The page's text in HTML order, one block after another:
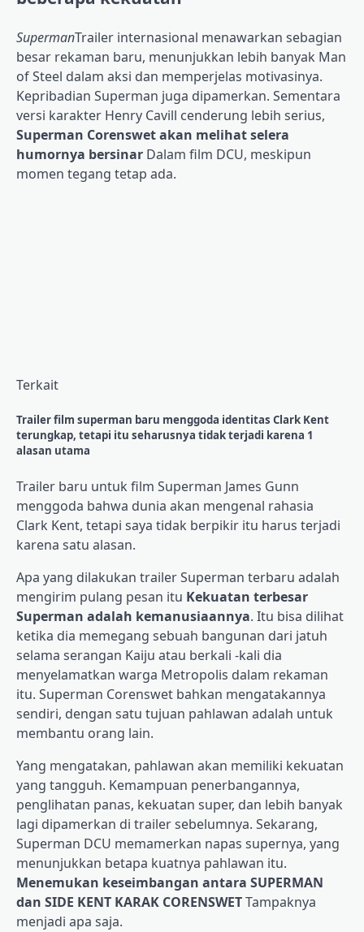
SupermanTrailer internasional menawarkan sebagian
besar rekaman baru, menunjukkan lebih banyak Man
of Steel dalam aksi dan memperjelas motivasinya.
Kepribadian Superman juga dipamerkan. Sementara
versi karakter Henry Cavill cenderung lebih serius,
Superman Corenswet akan melihat selera
humornya bersinar Dalam film DCU, meskipun
momen tegang tetap ada.
Terkait
Trailer film superman baru menggoda identitas Clark Kent
terungkap, tetapi itu seharusnya tidak terjadi karena 1
alasan utama
Trailer baru untuk film Superman James Gunn
menggoda bahwa dunia akan mengenal rahasia
Clark Kent, tetapi saya tidak berpikir itu harus terjadi
karena satu alasan.
Apa yang dilakukan trailer Superman terbaru adalah
mengirim pulang pesan itu Kekuatan terbesar
Superman adalah kemanusiaannya. Itu bisa dilihat
ketika dia memegang sebuah bangunan dari jatuh
selama serangan Kaiju atau berkali -kali dia
menyelamatkan warga Metropolis dalam rekaman
itu. Superman Corenswet bahkan mengatakannya
sendiri, dengan satu tujuan pahlawan adalah untuk
membantu orang lain.
Yang mengatakan, pahlawan akan memiliki kekuatan
yang tangguh. Kemampuan penerbangannya,
penglihatan panas, kekuatan super, dan lebih banyak
lagi dipamerkan di trailer sebelumnya. Sekarang,
Superman DCU memamerkan napas supernya, yang
menunjukkan betapa kuatnya pahlawan itu.
Menemukan keseimbangan antara SUPERMAN
dan SIDE KENT KARAK CORENSWETTampaknya
menjadi apa saja.